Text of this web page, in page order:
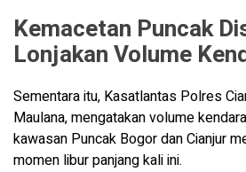
Kemacetan Puncak
Lonjakan Volume
Sementara itu, Kasatlantas Polres
Maulana, mengatakan volume
kawasan Puncak Bogor dan Cianjur
momen libur panjang kali ini.